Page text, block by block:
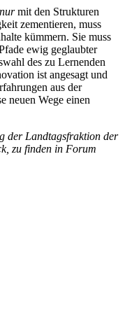
nurmit den Strukturen
zementieren, muss
kümmern. Sie muss
ewig geglaubter
des zu Lernenden
ist angesagt und
aus der
neuen Wege einen
der Landtagsfraktion der
zu finden in Forum